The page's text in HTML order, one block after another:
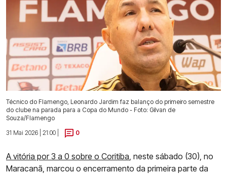
Técnico do Flamengo, Leonardo Jardim faz balanço do primeiro semestre
do clube na parada para a Copa do Mundo - Foto: Gilvan de
Souza/Flamengo
31 Mai 2026 | 21:00 |
0
A vitória por 3 a 0 sobre o Coritiba , neste sábado (30), no
Maracanã, marcou o encerramento da primeira parte da